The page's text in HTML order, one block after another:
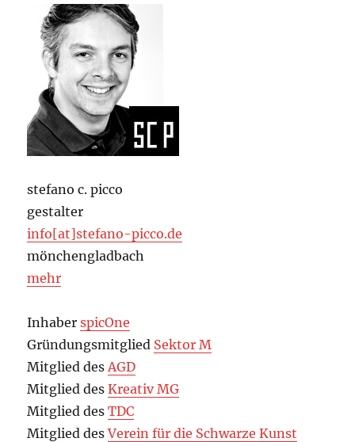
stefano c. picco
gestalter
info[at]stefano-picco.de
mönchengladbach
mehr
InhaberspicOne
Gründungsmitglied Sektor M
Mitglied des AGD
Mitglied desKreativ MG
Mitglied desTDC
Mitglied desVerein für die Schwarze Kunst